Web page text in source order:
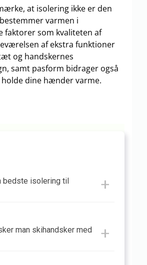
at isolering ikke er den
varmen i
faktorer som kvaliteten af
af ekstra funktioner
og handskernes
samt pasform bidrager også
dine hænder varme.
bedste isolering til
man skihandsker med